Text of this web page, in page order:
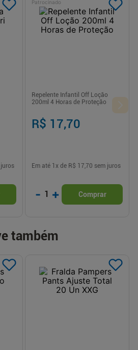
juros
Patrocinado
Repelente Infantil Off Loção
200ml 4 Horas de Proteção
R$ 17,70
Em até 1 x de R$ 17,70 sem juros
- 1 + Comprar
também